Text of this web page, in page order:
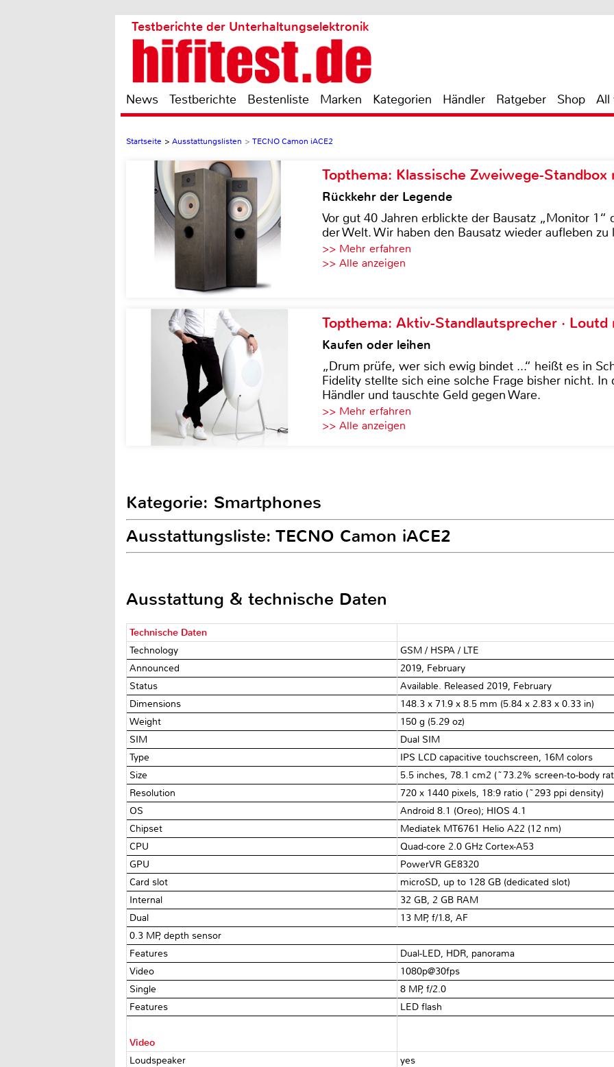
Testberichte der Unterhaltungselektronik
News Testberichte Bestenliste Marken Kategorien Händler Ratgeber Shop All
Startseite > Ausstattungslisten > TECNO Camon iACE2
Topthema: Klassische Zweiwege-
Rückkehr der Legende
Vor gut 40 Jahren erblickte der Bausatz „Monitor 1“
der Welt. Wir haben den Bausatz wieder aufleben zu
>> Mehr erfahren
>> Alle anzeigen
Topthema: Aktiv-Standlautsprecher · Loutd
Kaufen oder leihen
„Drum prüfe, wer sich ewig bindet ...“ heißt es in
Fidelity stellte sich eine solche Frage bisher nicht. In
Händler und tauschte Geld gegen Ware.
>> Mehr erfahren
>> Alle anzeigen
Kategorie: Smartphones
Ausstattungsliste: TECNO Camon iACE2
Ausstattung & technische Daten
Technische Daten
Technology
GSM / HSPA / LTE
Announced
2019, February
Status
Available. Released 2019, February
Dimensions
148.3 x 71.9 x 8.5 mm (5.84 x 2.83 x 0.33 in)
Weight
150 g (5.29 oz)
SIM
Dual SIM
Type
IPS LCD capacitive touchscreen, 16M colors
Size
5.5 inches, 78.1 cm2 (~73.2% screen-to-body
Resolution
720 x 1440 pixels, 18:9 ratio (~293 ppi density)
OS
Android 8.1 (Oreo); HIOS 4.1
Chipset
Mediatek MT6761 Helio A22 (12 nm)
CPU
Quad-core 2.0 GHz Cortex-A53
GPU
PowerVR GE8320
Card slot
microSD, up to 128 GB (dedicated slot)
Internal
32 GB, 2 GB RAM
Dual
13 MP, f/1.8, AF
0.3 MP, depth sensor
Features
Dual-LED, HDR, panorama
Video
1080p@30fps
Single
8 MP, f/2.0
Features
LED flash
Video
Loudspeaker
yes